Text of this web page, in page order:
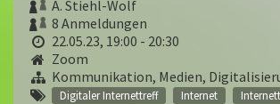
A. Stiehl-Wolf
8 Anmeldungen
22.05.23, 19:00 - 20:30
Zoom
Kommunikation, Medien,
Digitaler Internettreff Internet